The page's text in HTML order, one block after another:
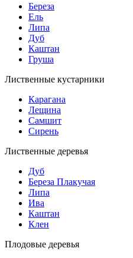
Береза
Ель
Липа
Дуб
Каштан
Груша
Лиственные кустарники
Карагана
Лещина
Самшит
Сирень
Лиственные деревья
Дуб
Береза Плакучая
Липа
Ива
Каштан
Клен
Плодовые деревья